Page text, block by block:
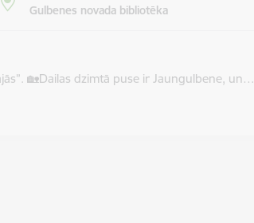
Gulbenes novada bibliotēka
🏡​Dailas dzimtā puse ir Jaungulbene, un…